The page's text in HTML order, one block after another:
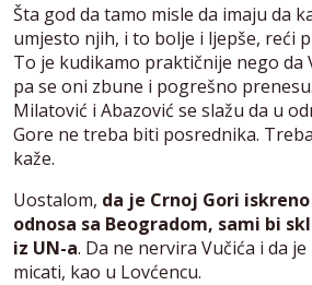
Šta god da tamo misle da imaju da
umjesto njih, i to bolje i ljepše, reći
To je kudikamo praktičnije nego da
pa se oni zbune i pogrešno
Milatović i Abazović se slažu da u
Gore ne treba biti posrednika.
kaže.
Uostalom, da je Crnoj Gori
odnosa sa Beogradom, sami bi
iz UN-a. Da ne nervira Vučića i da
micati, kao u Lovćencu.